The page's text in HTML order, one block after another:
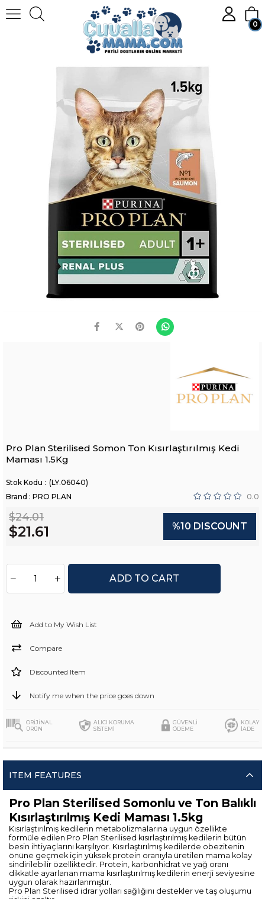
Member Login Sign up
0
Kedi Mamaları Kuru Kedi Maması
Pro Plan Sterilised Somon Ton Kısırlaştırılmış Kedi
Maması 1.5Kg
(LY.06040)
Brand : PRO PLAN 0.0
$24.01
$21.61 %10 DISCOUNT
Add to My Wish List
Compare
Discounted Item
Notify me when the price goes down
ORİJİNAL
ÜRÜN
ALICI KORUMA
SİSTEMİ
GÜVENLİ
ÖDEME
KOLAY
İADE
ITEM FEATURES
Pro Plan Sterilised Somonlu ve Ton Balıklı
Kısırlaştırılmış Kedi Maması 1.5kg
Kısırlaştırılmış kedilerin metabolizmalarına uygun özellikte
formüle edilen Pro Plan Sterilised kısırlaştırılmış kedilerin bütün
besin ihtiyaçlarını karşılıyor. Kısırlaştırılmış kedilerde obezitenin
önüne geçmek için yüksek protein oranıyla üretilen mama kolay
sindirilebilir özelliktedir. Protein, karbonhidrat ve yağ oranı
dikkatle ayarlanan mama kısırlaştırılmış kedilerin enerji seviyesine
uygun olarak hazırlanmıştır.
Pro Plan Sterilised idrar yolları sağlığını destekler ve taş oluşumu